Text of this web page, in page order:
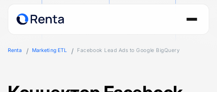
Renta Marketing ETL Facebook Lead Ads to Google BigQuery